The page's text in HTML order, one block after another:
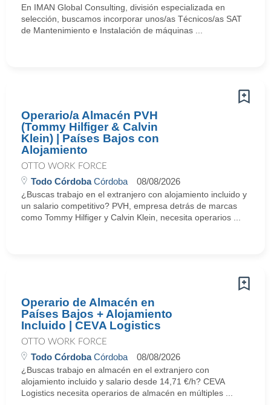
En IMAN Global Consulting, división especializada en
selección, buscamos incorporar unos/as Técnicos/as SAT
de Mantenimiento e Instalación de máquinas ...
Operario/a Almacén PVH
(Tommy Hilfiger & Calvin
Klein) | Países Bajos con
Alojamiento
OTTO WORK FORCE
Todo CórdobaCórdoba 08/08/2026
¿Buscas trabajo en el extranjero con alojamiento incluido y
un salario competitivo? PVH, empresa detrás de marcas
como Tommy Hilfiger y Calvin Klein, necesita operarios ...
Operario de Almacén en
Países Bajos + Alojamiento
Incluido | CEVA Logistics
OTTO WORK FORCE
Todo CórdobaCórdoba 08/08/2026
¿Buscas trabajo en almacén en el extranjero con
alojamiento incluido y salario desde 14,71 €/h? CEVA
Logistics necesita operarios de almacén en múltiples ...